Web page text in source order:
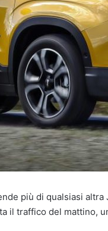
più di qualsiasi
il traffico del mattino,